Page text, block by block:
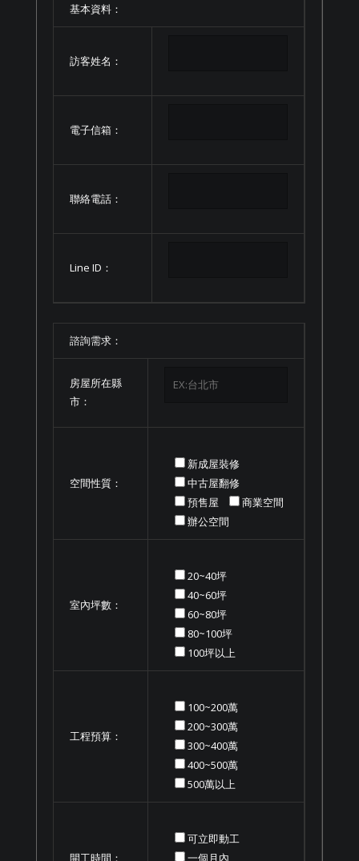
基本資料：
訪客姓名：
電子信箱：
聯絡電話：
Line ID：
諮詢需求：
房屋所在縣
市：
空間性質：
新成屋裝修
中古屋翻修
預售屋
商業空間
辦公空間
室內坪數：
20~40坪
40~60坪
60~80坪
80~100坪
100坪以上
工程預算：
100~200萬
200~300萬
300~400萬
400~500萬
500萬以上
開工時間：
可立即動工
一個月內